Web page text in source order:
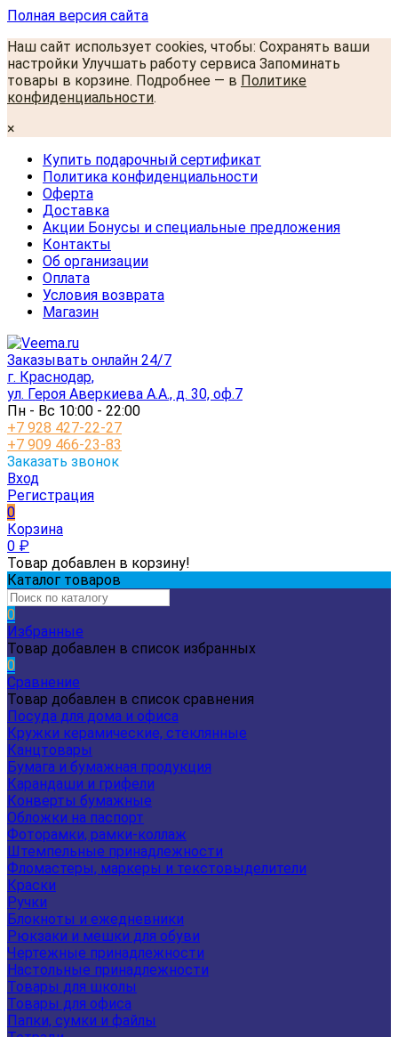
Полная версия сайта
Наш сайт использует cookies, чтобы: Сохранять ваши
настройки Улучшать работу сервиса Запоминать
товары в корзине. Подробнее — в Политике
конфиденциальности.
×
Купить подарочный сертификат
Политика конфиденциальности
Оферта
Доставка
Акции Бонусы и специальные предложения
Контакты
Об организации
Оплата
Условия возврата
Магазин
Заказывать онлайн 24/7
г. Краснодар,
ул. Героя Аверкиева А.А., д. 30, оф.7
Пн - Вс 10:00 - 22:00
+7 928 427-22-27
+7 909 466-23-83
Заказать звонок
Вход
Регистрация
0
Корзина
0 ₽
Товар добавлен в корзину!
Каталог товаров
0
Избранные
Товар добавлен в список избранных
0
Сравнение
Товар добавлен в список сравнения
Посуда для дома и офиса
Кружки керамические, стеклянные
Канцтовары
Бумага и бумажная продукция
Карандаши и грифели
Конверты бумажные
Обложки на паспорт
Фоторамки, рамки-коллаж
Штемпельные принадлежности
Фломастеры, маркеры и текстовыделители
Краски
Ручки
Блокноты и ежедневники
Рюкзаки и мешки для обуви
Чертежные принадлежности
Настольные принадлежности
Товары для школы
Товары для офиса
Папки, сумки и файлы